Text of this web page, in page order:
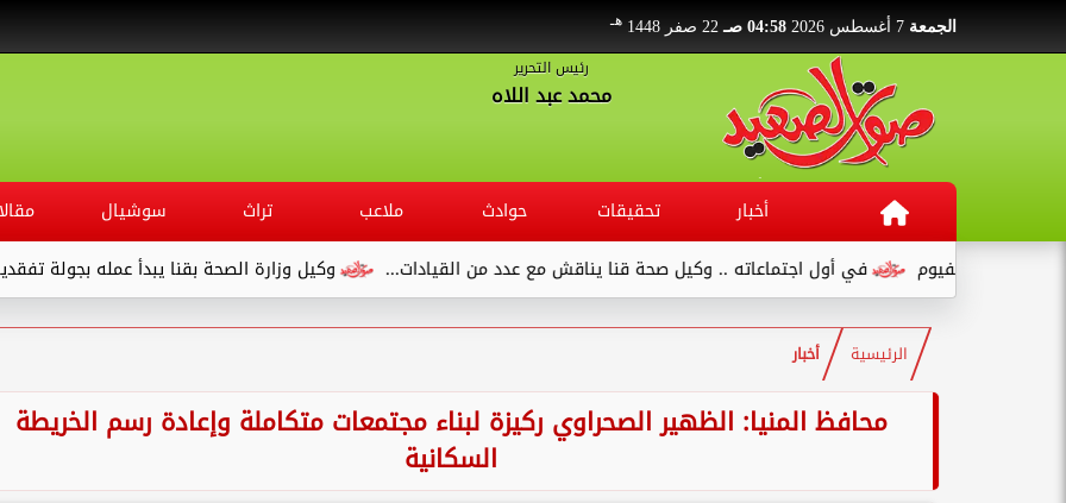
الجمعة 04:58 صـ 22 صفر 1448 هـ
رئيس التحرير
محمد عبد اللاه
أخبار تحقيقات حوادث ملاعب تراث سوشيال
وكيل وزارة الصحة بقنا يبدأ عمله بجولة تفقدية لديوان في أول اجتماعاته .. وكيل صحة قنا يناقش مع عدد من القيادات...
الرئيسية أخبار
محافظ المنيا: الظهير الصحراوي ركيزة لبناء مجتمعات متكاملة وإعادة رسم الخريطة
السكانية